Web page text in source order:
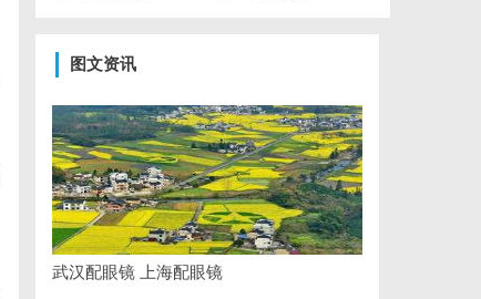
图文资讯
武汉配眼镜 上海配眼镜